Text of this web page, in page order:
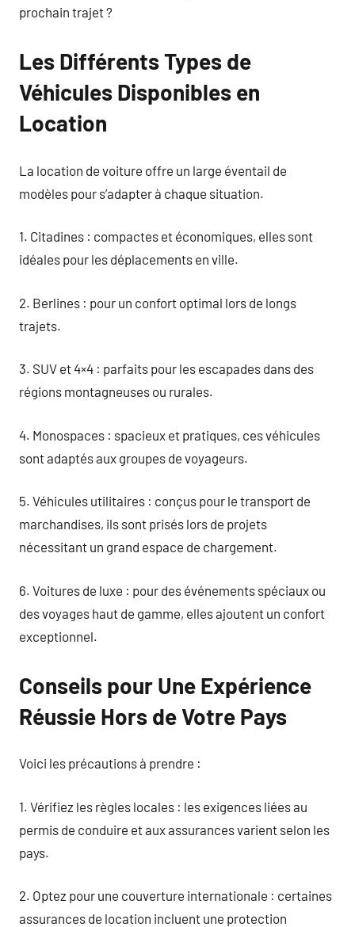
prochain trajet ?
Les Différents Types de
Véhicules Disponibles en
Location
La location de voiture offre un large éventail de
modèles pour s’adapter à chaque situation.
1. Citadines : compactes et économiques, elles sont
idéales pour les déplacements en ville.
2. Berlines : pour un confort optimal lors de longs
trajets.
3. SUV et 4×4 : parfaits pour les escapades dans des
régions montagneuses ou rurales.
4. Monospaces : spacieux et pratiques, ces véhicules
sont adaptés aux groupes de voyageurs.
5. Véhicules utilitaires : conçus pour le transport de
marchandises, ils sont prisés lors de projets
nécessitant un grand espace de chargement.
6. Voitures de luxe : pour des événements spéciaux ou
des voyages haut de gamme, elles ajoutent un confort
exceptionnel.
Conseils pour Une Expérience
Réussie Hors de Votre Pays
Voici les précautions à prendre :
1. Vérifiez les règles locales : les exigences liées au
permis de conduire et aux assurances varient selon les
pays.
2. Optez pour une couverture internationale : certaines
assurances de location incluent une protection